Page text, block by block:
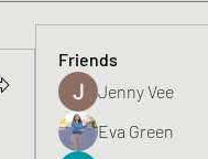
Friends
Jenny Vee
Eva Green